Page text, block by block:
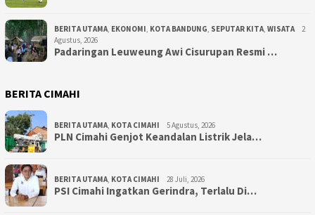
BERITA UTAMA, EKONOMI, KOTA BANDUNG, SEPUTAR KITA, WISATA
2
Agustus, 2026
Padaringan Leuweung Awi Cisurupan Resmi …
BERITA CIMAHI
BERITA UTAMA, KOTA CIMAHI 5 Agustus, 2026
PLN Cimahi Genjot Keandalan Listrik Jela…
BERITA UTAMA, KOTA CIMAHI 28 Juli, 2026
PSI Cimahi Ingatkan Gerindra, Terlalu Di…